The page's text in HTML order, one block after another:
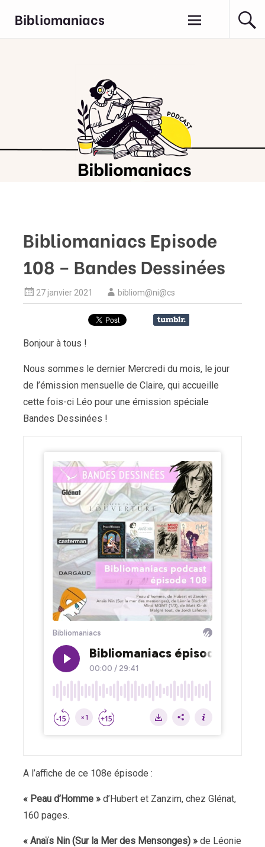
contenu
Bibliomaniacs
Bibliomaniacs Episode
108 – Bandes Dessinées
27 janvier 2021 bibliom@ni@cs
Bonjour à tous !
Nous sommes le dernier Mercredi du mois, le jour
de l’émission mensuelle de Claire, qui accueille
cette fois-ci Léo pour une émission spéciale
Bandes Dessinées !
A l’affiche de ce 108e épisode :
« Peau d’Homme »d’Hubert et Zanzim, chez Glénat,
160 pages.
« Anaïs Nin (Sur la Mer des Mensonges) »de Léonie